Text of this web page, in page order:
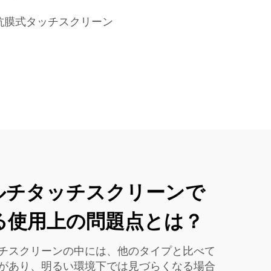
膜式タッチスクリーン
タッチスクリーンで
用上の問題点とは？
スクリーンの中には、他のタイプと比べて
あり、明るい環境下では見づらくなる場合